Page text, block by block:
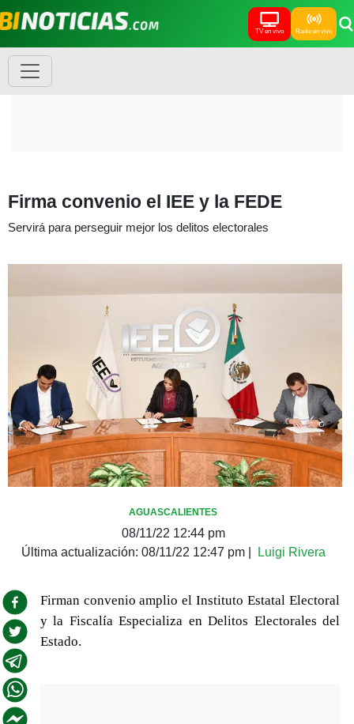
TV en vivo Radio en vivo
Firma convenio el IEE y la FEDE
Servirá para perseguir mejor los delitos electorales
AGUASCALIENTES
08/11/22 12:44 pm
Última actualización: 08/11/22 12:47 pm| Luigi Rivera
Firman convenio amplio el Instituto Estatal Electoral
y la Fiscalía Especializa en Delitos Electorales del
Estado.